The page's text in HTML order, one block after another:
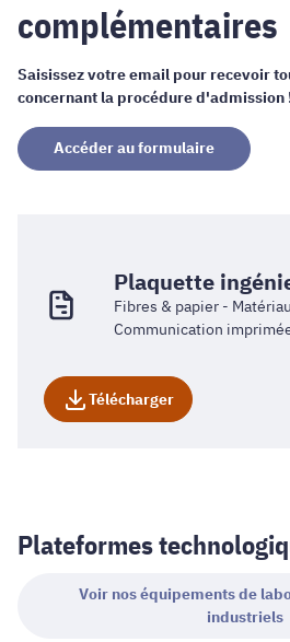
complémentaires
Saisissez votre email pour recevoir
concernant la procédure d'admission
Accéder au formulaire
Plaquette
Fibres & papier -
Communication
Télécharger
Plateformes
Voir nos équipements de
industriels